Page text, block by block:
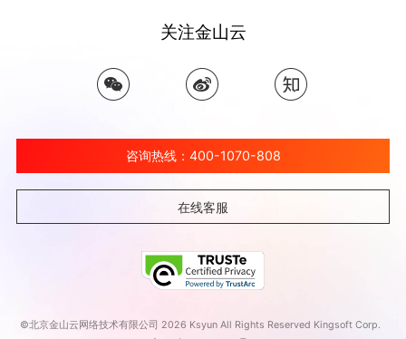
关注金山云
咨询热线：400-1070-808
在线客服
©北京金山云网络技术有限公司 2026 Ksyun All Rights Reserved Kingsoft Corp.